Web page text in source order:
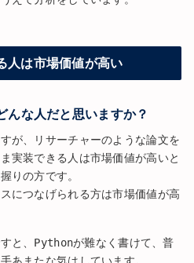
人は市場価値が高い
んな人だと思いますか？
が、リサーチャーのような論文を
実装できる人は市場価値が高いと
りの方です。
につなげられる方は市場価値が高
と、Pythonが難なく書けて、普
あまたな気はしています。